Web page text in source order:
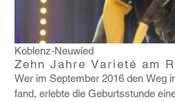
Koblenz-Neuwied
Zehn Jahre Varieté am
Wer im September 2016 den Weg
fand, erlebte die Geburts­stunde